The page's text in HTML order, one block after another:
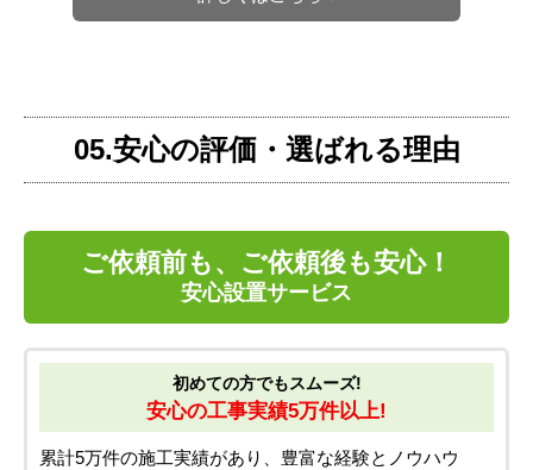
05.安心の評価・選ばれる理由
ご依頼前も、ご依頼後も安心！
安心設置サービス
初めての方でもスムーズ!
安心の工事実績5万件以上!
累計5万件の施工実績があり、豊富な経験とノウハウ